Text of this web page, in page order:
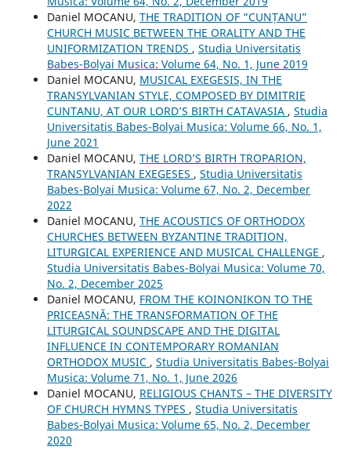
Daniel MOCANU, THE TRADITION OF “CUNȚANU”
CHURCH MUSIC BETWEEN THE ORALITY AND THE
UNIFORMIZATION TRENDS , Studia Universitatis
Babes-Bolyai Musica: Volume 64, No. 1, June 2019
Daniel MOCANU, MUSICAL EXEGESIS, IN THE
TRANSYLVANIAN STYLE, COMPOSED BY DIMITRIE
CUNTANU, AT OUR LORD’S BIRTH CATAVASIA , Studia
Universitatis Babes-Bolyai Musica: Volume 66, No. 1,
June 2021
Daniel MOCANU, THE LORD’S BIRTH TROPARION,
TRANSYLVANIAN EXEGESES , Studia Universitatis
Babes-Bolyai Musica: Volume 67, No. 2, December
2022
Daniel MOCANU, THE ACOUSTICS OF ORTHODOX
CHURCHES BETWEEN BYZANTINE TRADITION,
LITURGICAL EXPERIENCE AND MUSICAL CHALLENGE ,
Studia Universitatis Babes-Bolyai Musica: Volume 70,
No. 2, December 2025
Daniel MOCANU, FROM THE KOINONIKON TO THE
PRICEASNĂ: THE TRANSFORMATION OF THE
LITURGICAL SOUNDSCAPE AND THE DIGITAL
INFLUENCE IN CONTEMPORARY ROMANIAN
ORTHODOX MUSIC , Studia Universitatis Babes-Bolyai
Musica: Volume 71, No. 1, June 2026
Daniel MOCANU, RELIGIOUS CHANTS – THE DIVERSITY
OF CHURCH HYMNS TYPES , Studia Universitatis
Babes-Bolyai Musica: Volume 65, No. 2, December
2020